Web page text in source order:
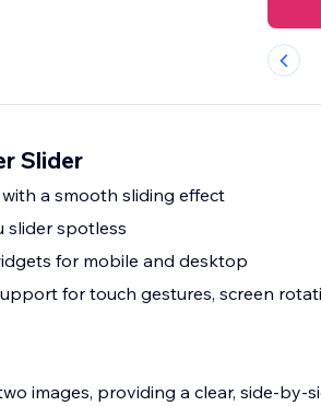
Slider
a smooth sliding effect
slider spotless
for mobile and desktop
for touch gestures, screen
images, providing a clear, side-by-